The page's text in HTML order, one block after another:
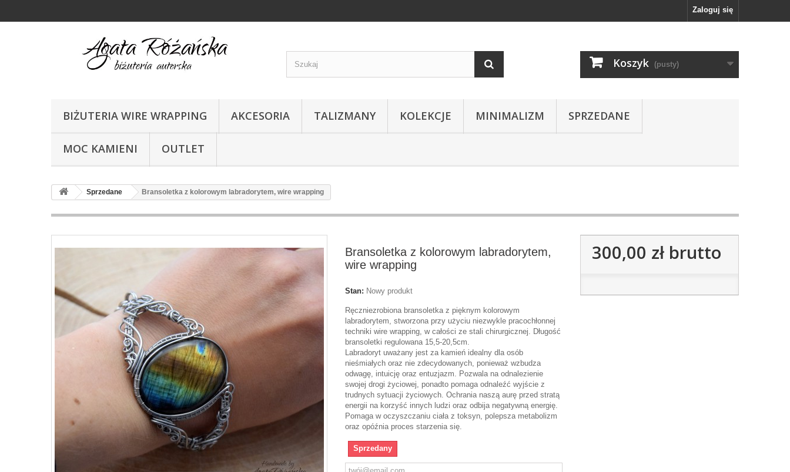
Zaloguj się
Koszyk (pusty)
BIŻUTERIA WIRE WRAPPING AKCESORIA TALIZMANY KOLEKCJE MINIMALIZM SPRZEDANE
MOC KAMIENI OUTLET
Sprzedane Bransoletka z kolorowym labradorytem, wire wrapping
Bransoletka z kolorowym labradorytem,
wire wrapping
Stan: Nowy produkt
Ręczniezrobiona bransoletka z pięknym kolorowym
labradorytem, stworzona przy użyciu niezwykle pracochłonnej
techniki wire wrapping, w całości ze stali chirurgicznej. Długość
bransoletki regulowana 15,5-20,5cm.
Labradoryt uważany jest za kamień idealny dla osób
nieśmiałych oraz nie zdecydowanych, ponieważ wzbudza
odwagę, intuicję oraz entuzjazm. Pozwala na odnalezienie
swojej drogi życiowej, ponadto pomaga odnaleźć wyjście z
trudnych sytuacji życiowych. Ochrania naszą aurę przed stratą
energii na korzyść innych ludzi oraz odbija negatywną energię.
Pomaga w oczyszczaniu ciała z toksyn, polepsza metabolizm
oraz opóźnia proces starzenia się.
Sprzedany
300,00 złbrutto